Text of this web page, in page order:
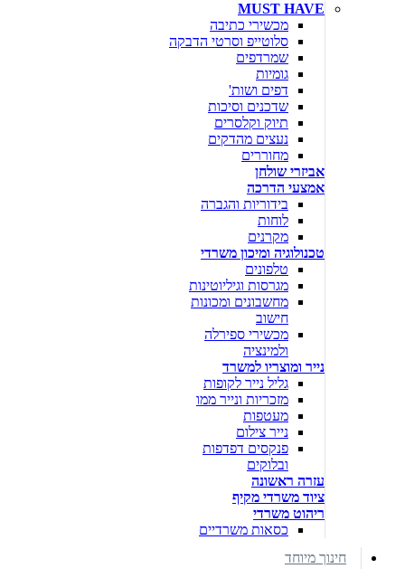
MUST HAVE
מכשירי כתיבה
סלוטייפ וסרטי הדבקה
שמרדפים
גומיות
דפים ושות'
שדכנים וסיכות
תיוק וקלסרים
נעצים מהדקים
מחוררים
אביזרי שולחן
אמצעי הדרכה
בידוריות והגברה
לוחות
מקרנים
טכנולוגיה ומיכון משרדי
טלפונים
מגרסות וגיליוטינות
מחשבונים ומכונות
חישוב
מכשירי ספירלה
ולמינציה
נייר ומוצריו למשרד
גליל נייר לקופות
מזכריות ונייר ממו
מעטפות
נייר צילום
פנקסים דפדפות
ובלוקים
עזרה ראשונה
ציוד משרדי מקיף
ריהוט משרדי
כסאות משרדיים
חינוך מיוחד